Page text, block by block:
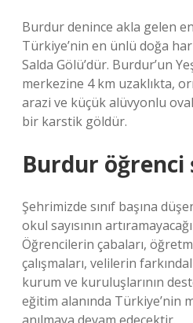
Burdur denince akla gelen
Türkiye’nin en ünlü doğa
Salda Gölü’dür. Burdur’un
merkezine 4 km uzaklıkta,
arazi ve küçük alüvyonlu
bir karstik göldür.
Burdur öğrenci
Şehrimizde sınıf başına
okul sayısının
Öğrencilerin çabaları,
çalışmaları, velilerin
kurum ve kuruluşlarının
eğitim alanında Türkiye’nin